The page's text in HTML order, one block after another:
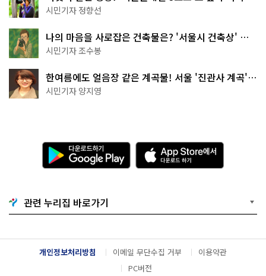
나볼까
시민기자 정향선
나의 마음을 사로잡은 건축물은? '서울시 건축상' 수
상작 공개!
시민기자 조수봉
한여름에도 얼음장 같은 계곡물! 서울 '진관사 계곡'이
천국이네~
시민기자 양지영
다
운
로
기
G
o
g
l
e
A
p
p
e
서
다
운
관련 누리집 바로가기
개인정보처리방침 이메일 무단수집 거부
이용약관
PC버전